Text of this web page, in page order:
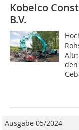
Kobelco
B.V.
Ausgabe 05/2024